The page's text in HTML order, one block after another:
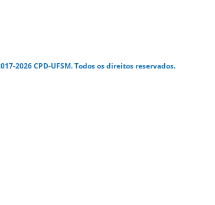
2026 CPD-UFSM. Todos os direitos reservados.